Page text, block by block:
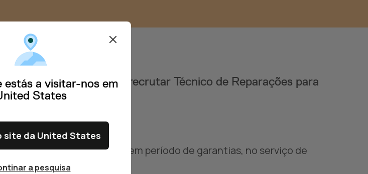
by Multitempo está a recrutar Técnico de Reparações para
que são entregues em período de garantias, no serviço de
estás a visitar-nos em
States
site da United States
a pesquisa